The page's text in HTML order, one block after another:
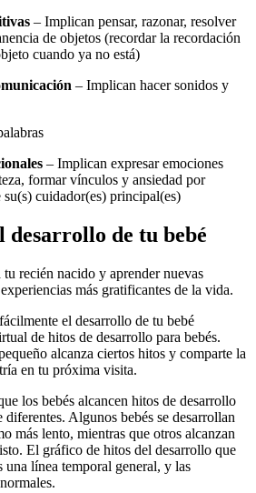
– Implican pensar, razonar, resolver
de objetos (recordar la recordación
cuando ya no está)
– Implican hacer sonidos y
– Implican expresar emociones
formar vínculos y ansiedad por
su(s) cuidador(es) principal(es)
desarrollo de tu bebé
recién nacido y aprender nuevas
más gratificantes de la vida.
el desarrollo de tu bebé
de hitos de desarrollo para bebés.
alcanza ciertos hitos y comparte la
en tu próxima visita.
los bebés alcancen hitos de desarrollo
Algunos bebés se desarrollan
más lento, mientras que otros alcanzan
El gráfico de hitos del desarrollo que
una línea temporal general, y las